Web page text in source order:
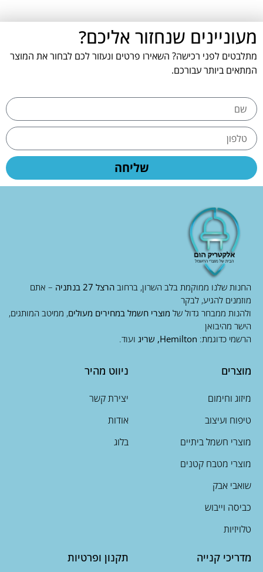
מעוניינים שנחזור אליכם?
מתלבטים לפני רכישה? השאירו פרטים ונעזור לכם לבחור את המוצר
המתאים ביותר עבורכם.
שליחה
החנות שלנו ממוקמת בלב השרון, ברחוב הרצל 27 בנתניה
– אתם
מוזמנים להגיע, לבקר
ולהנות ממבחר גדול של מוצרי חשמל במחירים מעולים, ממיטב המותגים,
הישר מהיבואן
הרשמי כדוגמת: Hemilton, שריג ועוד.
מוצרים
מיזוג וחימום
טיפוח ועיצוב
מוצרי חשמל ביתיים
מוצרי מטבח קטנים
שואבי אבק
כביסה וייבוש
טלויזיות
ניווט מהיר
יצירת קשר
אודות
בלוג
מדריכי קנייה תקנון ופרטיות